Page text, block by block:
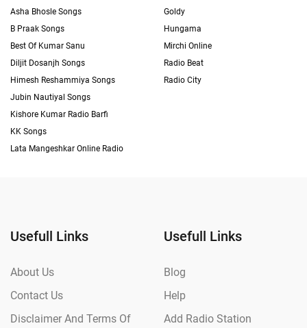
Asha Bhosle Songs
B Praak Songs
Best Of Kumar Sanu
Diljit Dosanjh Songs
Himesh Reshammiya Songs
Jubin Nautiyal Songs
Kishore Kumar Radio Barfi
KK Songs
Lata Mangeshkar Online Radio
Goldy
Hungama
Mirchi Online
Radio Beat
Radio City
Usefull Links
About Us
Contact Us
Disclaimer And Terms Of
Usefull Links
Blog
Help
Add Radio Station